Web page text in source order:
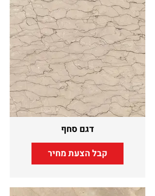
דגם סחף
קבל הצעת מחיר